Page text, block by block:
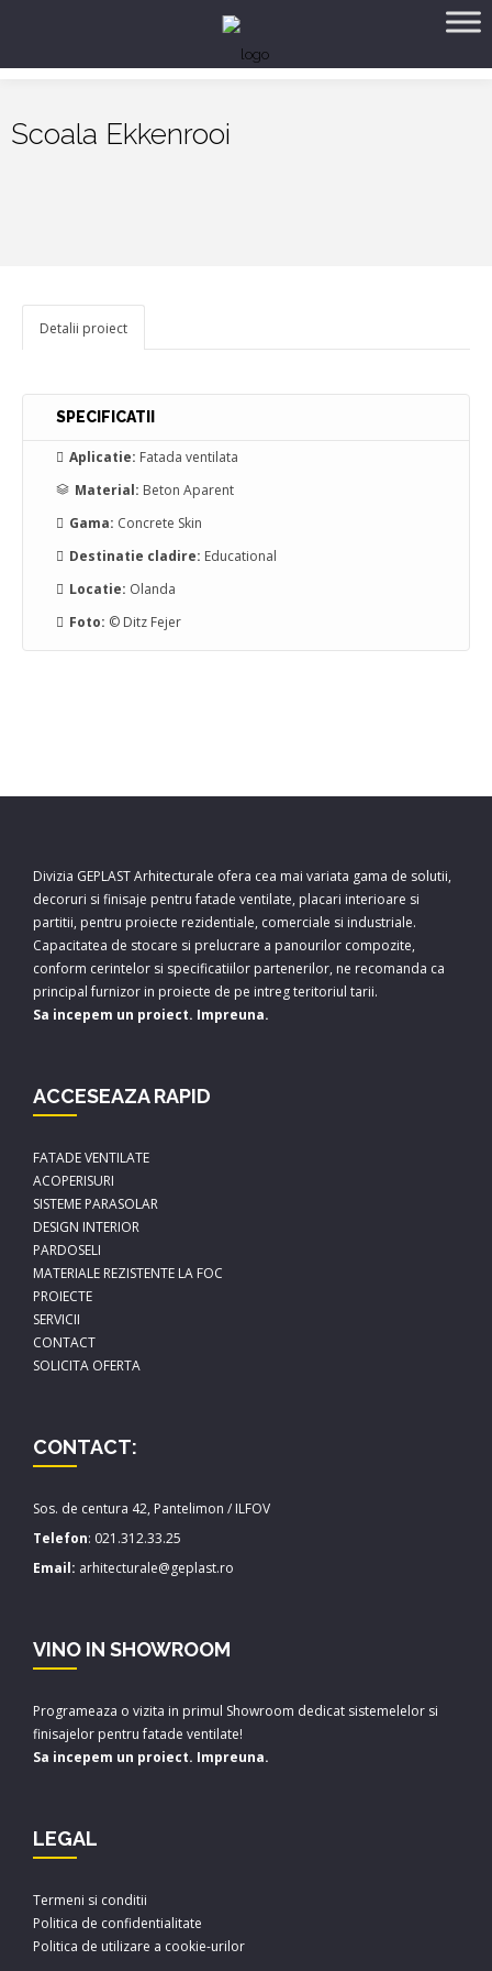
Scoala Ekkenrooi
Detalii proiect
SPECIFICATII
Aplicatie: Fatada ventilata
Material: Beton Aparent
Gama: Concrete Skin
Destinatie cladire: Educational
Locatie: Olanda
Foto: © Ditz Fejer
Divizia GEPLAST Arhitecturale ofera cea mai variata gama de solutii,
decoruri si finisaje pentru fatade ventilate, placari interioare si
partitii, pentru proiecte rezidentiale, comerciale si industriale.
Capacitatea de stocare si prelucrare a panourilor compozite,
conform cerintelor si specificatiilor partenerilor, ne recomanda ca
principal furnizor in proiecte de pe intreg teritoriul tarii.
Sa incepem un proiect. Impreuna.
ACCESEAZA RAPID
FATADE VENTILATE
ACOPERISURI
SISTEME PARASOLAR
DESIGN INTERIOR
PARDOSELI
MATERIALE REZISTENTE LA FOC
PROIECTE
SERVICII
CONTACT
SOLICITA OFERTA
CONTACT:
Sos. de centura 42, Pantelimon / ILFOV
Telefon: 021.312.33.25
Email: arhitecturale@geplast.ro
VINO IN SHOWROOM
Programeaza o vizita in primul Showroom dedicat sistemelelor si
finisajelor pentru fatade ventilate!
Sa incepem un proiect. Impreuna.
LEGAL
Termeni si conditii
Politica de confidentialitate
Politica de utilizare a cookie-urilor